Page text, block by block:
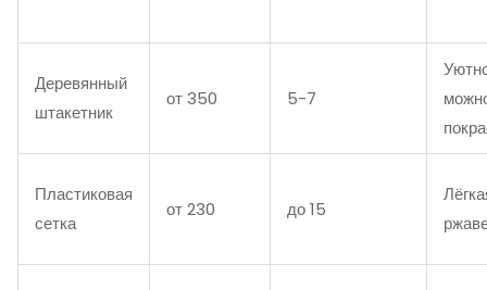
Деревянный
штакетник
от 350 5-7
Пластиковая
сетка
от 230 до 15